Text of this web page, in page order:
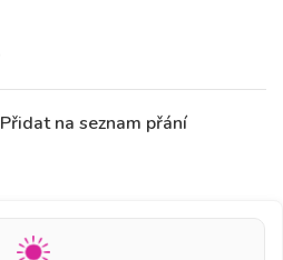
Přidat na seznam přání